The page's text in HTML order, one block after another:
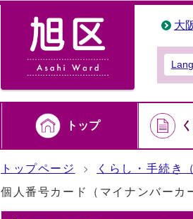
大
トップ
トップページ くらし・手続き
個人番号カード（マイナンバーカ